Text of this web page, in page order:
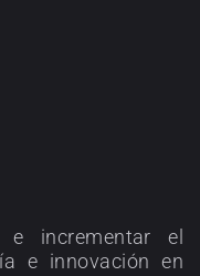
incrementar el
e innovación en